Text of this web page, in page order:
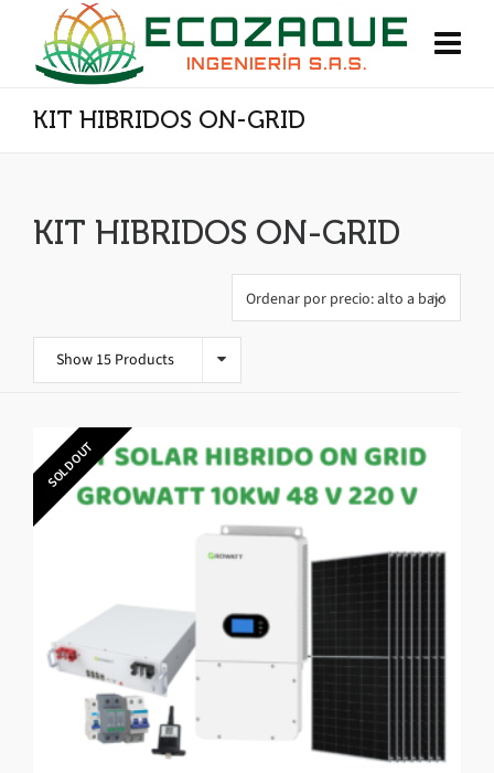
KIT HIBRIDOS ON-GRID
KIT HIBRIDOS ON-GRID
Show 15 Products
SOLD OUT